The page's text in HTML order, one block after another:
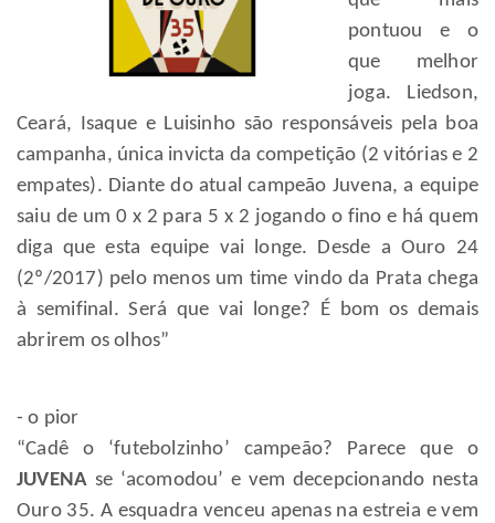
pontuou e o
que melhor
joga. Liedson,
Ceará, Isaque e Luisinho são responsáveis pela boa
campanha, única invicta da competição (2 vitórias e 2
empates). Diante do atual campeão Juvena, a equipe
saiu de um 0 x 2 para 5 x 2 jogando o fino e há quem
diga que esta equipe vai longe. Desde a Ouro 24
(2º/2017) pelo menos um time vindo da Prata chega
à semifinal. Será que vai longe? É bom os demais
abrirem os olhos”
- o pior
“Cadê o ‘futebolzinho’ campeão? Parece que o
JUVENA se ‘acomodou’ e vem decepcionando nesta
Ouro 35. A esquadra venceu apenas na estreia e vem